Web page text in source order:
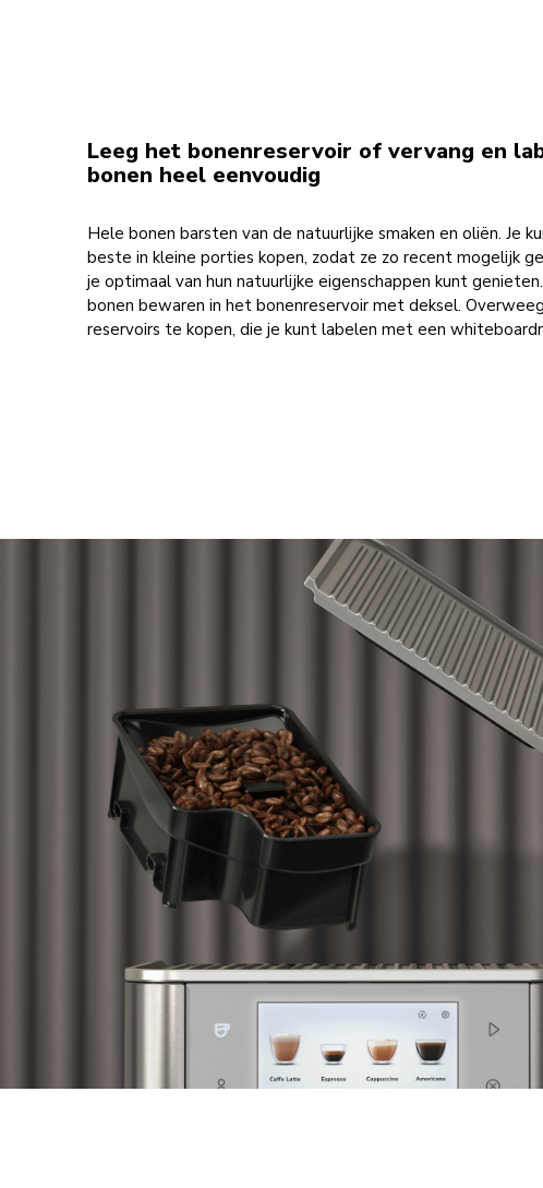
Leeg het bonenreservoir of vervang en
bonen heel eenvoudig
Hele bonen barsten van de natuurlijke smaken en oliën. Je
beste in kleine porties kopen, zodat ze zo recent mogelijk
je optimaal van hun natuurlijke eigenschappen kunt
bonen bewaren in het bonenreservoir met deksel.
reservoirs te kopen, die je kunt labelen met een